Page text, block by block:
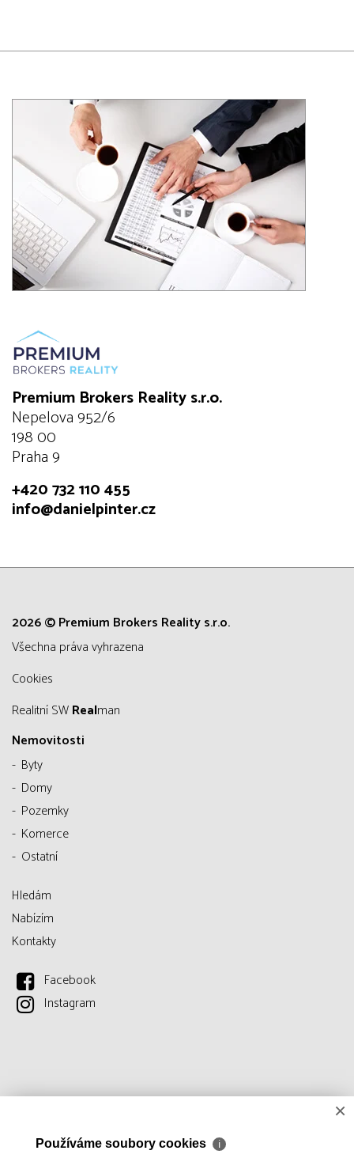
Premium Brokers Reality s.r.o.
Nepelova 952/6
198 00
Praha 9
+420 732 110 455
info@danielpinter.cz
2026 © Premium Brokers Reality s.r.o.
všechna práva vyhrazena
Cookies
Realitní SWRealman
Nemovitosti
Byty
Domy
Pozemky
Komerce
Ostatní
Hledám
Nabízím
Kontakty
Facebook
Instagram
×
Používáme soubory cookies ℹ